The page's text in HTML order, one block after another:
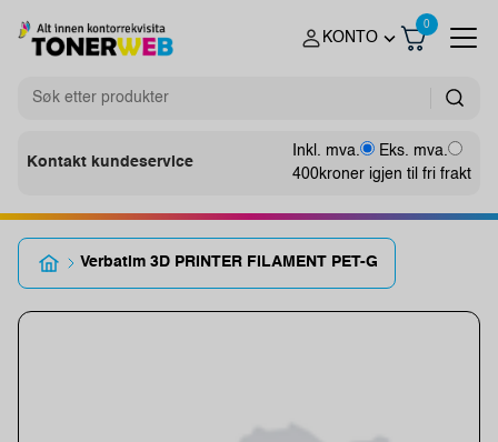
KONTO
0
Kontakt kundeservice
Inkl. mva.
Eks. mva.
400kroner igjen til fri frakt
Verbatim 3D PRINTER FILAMENT PET-G